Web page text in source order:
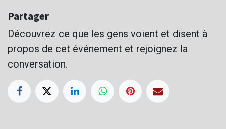
Partager
Découvrez ce que les gens voient et disent à
propos de cet événement et rejoignez la
conversation.